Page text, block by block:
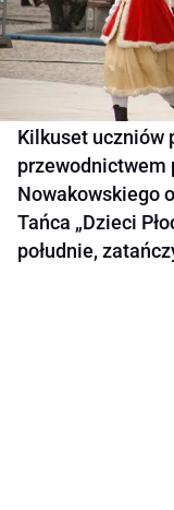
Kilkuset uczniów
przewodnictwem
Nowakowskiego
Tańca „Dzieci
południe,